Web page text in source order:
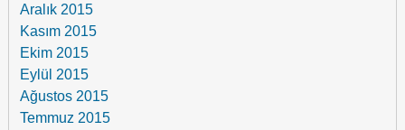
Aralık 2015
Kasım 2015
Ekim 2015
Eylül 2015
Ağustos 2015
Temmuz 2015